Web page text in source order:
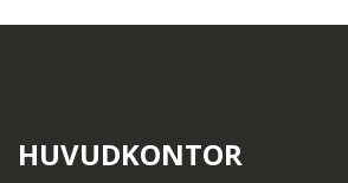
HUVUDKONTOR